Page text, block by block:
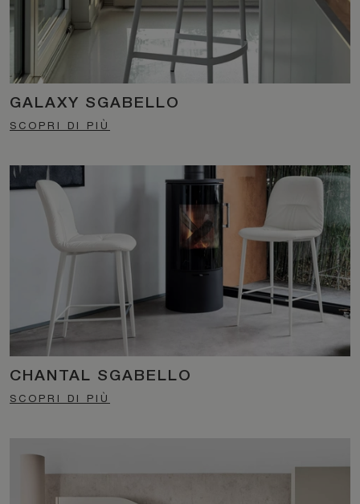
GALAXY SGABELLO
SCOPRI DI PIÙ
CHANTAL SGABELLO
SCOPRI DI PIÙ